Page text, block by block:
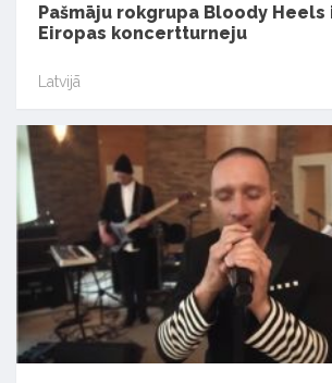
Pašmāju rokgrupa Bloody Heels
Eiropas koncertturneju
Latvijā